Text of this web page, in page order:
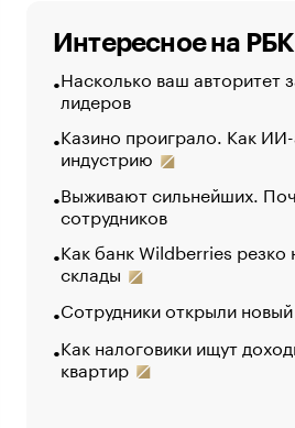
Интересное на РБК
Насколько ваш авторитет
лидеров
Казино проиграло. Как
индустрию
Выживают сильнейших.
сотрудников
Как банк Wildberries
склады
Сотрудники открыли
Как налоговики ищут
квартир